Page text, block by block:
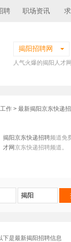
聘 职场资讯
揭阳招聘网
人气火爆的揭阳人才
作 > 最新揭阳京东快递
揭阳京东快递招聘频道免
才网京东快递招聘频道。
下是最新揭阳招聘信息